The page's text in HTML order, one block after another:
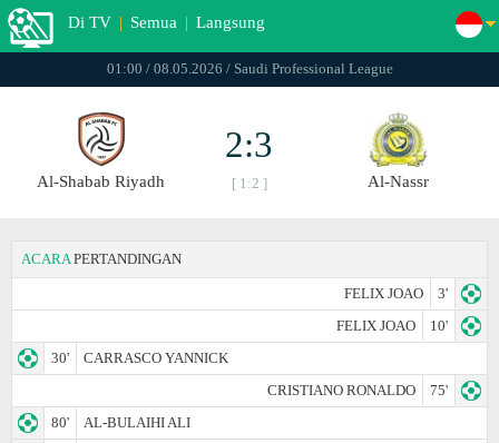
Di TV | Semua | Langsung
01:00 / 08.05.2026 / Saudi Professional League
Al-Shabab Riyadh
2:3
[ 1:2 ] Al-Nassr
ACARA PERTANDINGAN
FELIX JOAO
3'
FELIX JOAO
10'
30'
CARRASCO YANNICK
CRISTIANO RONALDO
75'
80'
AL-BULAIHI ALI